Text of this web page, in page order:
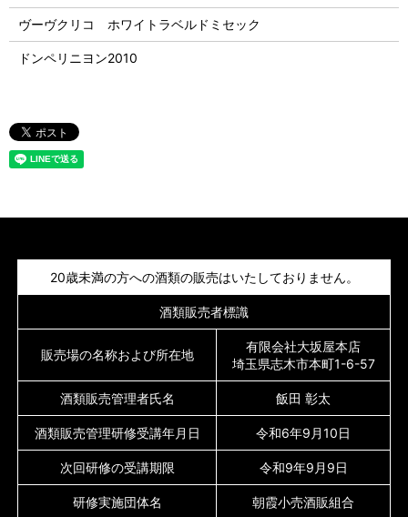
ヴーヴクリコ ホワイトラベルドミセック
ドンペリニヨン2010
20歳未満の方への酒類の販売はいたしておりません。
酒類販売者標識
販売場の名称および所在地
有限会社大坂屋本店
埼玉県志木市本町1-6-57
酒類販売管理者氏名 飯田 彰太
酒類販売管理研修受講年月日 令和6年9月10日
次回研修の受講期限 令和9年9月9日
研修実施団体名 朝霞小売酒販組合